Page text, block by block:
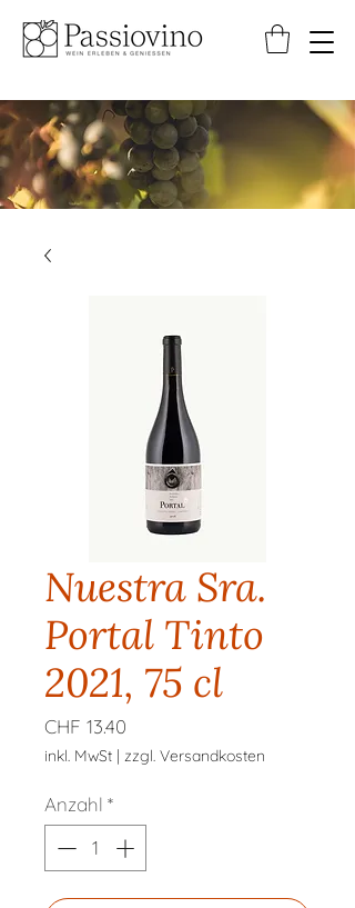
Nuestra Sra.
Portal Tinto
2021, 75 cl
CHF 13.40
inkl. MwSt | zzgl. Versandkosten
Anzahl *